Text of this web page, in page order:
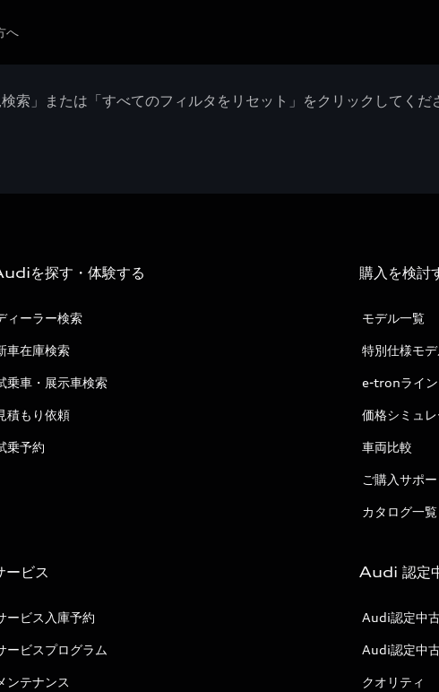
へ
」または「すべてのフィルタをリセット」をクリックしてくだ
を探す・体験する
ィーラー検索
車在庫検索
乗車・展示車検索
積もり依頼
乗予約
購入を検討
モデル一覧
特別仕様モ
e-tronライン
価格シミュ
車両比較
ご購入サポー
カタログ一覧
ービス
ービス入庫予約
ービスプログラム
ンテナンス
Audi 認定
Audi認定中
Audi認定中
クオリティ